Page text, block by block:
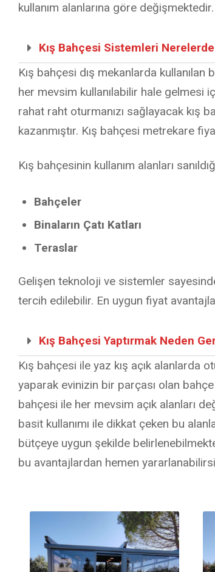
kullanım alanlarına göre değişmektedir.
Kış Bahçesi Sistemleri Nerelerde
Kış bahçesi dış mekanlarda
her mevsim kullanılabilir hale gelmesi
rahat raht oturmanızı sağlayacak
kazanmıştır. Kış bahçesi metrekare
Kış bahçesinin kullanım alanları
Bahçeler
Binaların Çatı Katları
Teraslar
Gelişen teknoloji ve sistemler
tercih edilebilir. En uygun fiyat
Kış Bahçesi Yaptırmak Neden
Kış bahçesi ile yaz kış açık alanlarda
yaparak evinizin bir parçası olan
bahçesi ile her mevsim açık alanları
basit kullanımı ile dikkat çeken bu
bütçeye uygun şekilde
bu avantajlardan hemen